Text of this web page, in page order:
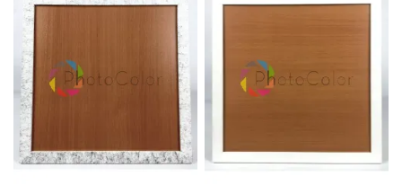
DESEJOS
LISTA
DESEJOS
COMPARAR